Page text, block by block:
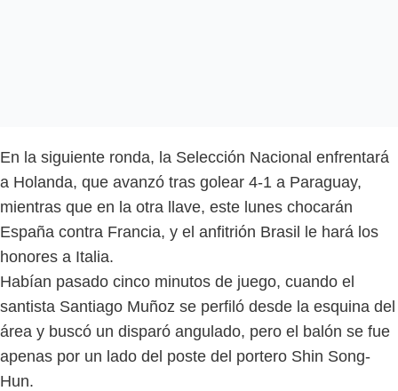
En la siguiente ronda, la Selección Nacional enfrentará
a Holanda, que avanzó tras golear 4-1 a Paraguay,
mientras que en la otra llave, este lunes chocarán
España contra Francia, y el anfitrión Brasil le hará los
honores a Italia.
Habían pasado cinco minutos de juego, cuando el
santista Santiago Muñoz se perfiló desde la esquina del
área y buscó un disparó angulado, pero el balón se fue
apenas por un lado del poste del portero Shin Song-
Hun.